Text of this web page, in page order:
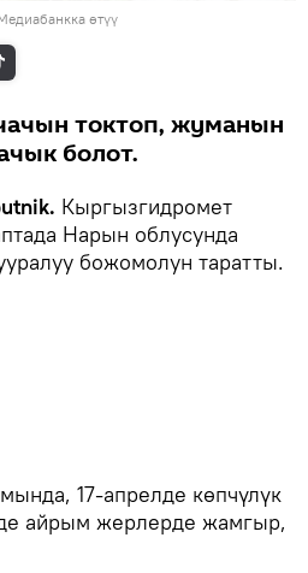
өтүү
токтоп, жуманын
болот.
Кыргызгидромет
Нарын облусунда
божомолун таратты.
17-апрелде көпчүлүк
айрым жерлерде жамгыр,